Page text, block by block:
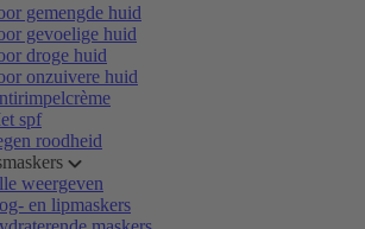
gemengde huid
gevoelige huid
droge huid
onzuivere huid
spf
roodheid
weergeven
en lipmaskers